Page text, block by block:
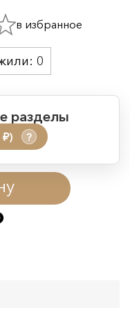
разделы
руб.) ?
08.08.2026 00:01
09.08.2026 23:59
0
в избранное